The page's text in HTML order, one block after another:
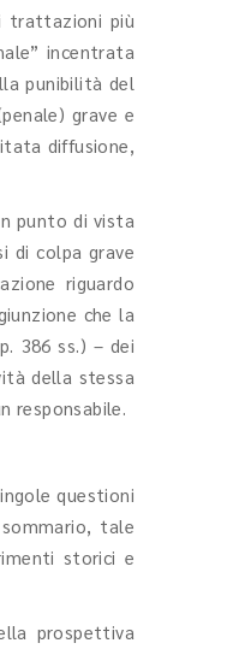
trattazioni più
incentrata
punibilità del
grave e
diffusione,
punto di vista
di colpa grave
riguardo
che la
386 ss.) – dei
della stessa
responsabile.
questioni
tale
storici e
prospettiva